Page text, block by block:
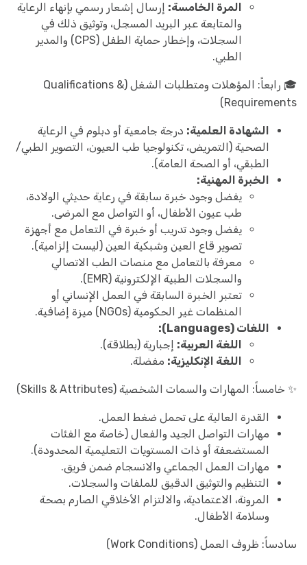
المرة الخامسة: إرسال إشعار رسمي بإنهاء الرعاية
والمتابعة عبر البريد المسجل، وتوثيق ذلك في
السجلات، وإخطار حماية الطفل (CPS) والمدير
الطبي.
🎓 رابعاً: المؤهلات ومتطلبات الشغل (Qualifications &
Requirements)
الشهادة العلمية: درجة جامعية أو دبلوم في الرعاية
الصحية (التمريض، تكنولوجيا طب العيون، التصوير الطبي/
الطبقي، أو الصحة العامة).
الخبرة المهنية:
يفضل وجود خبرة سابقة في رعاية حديثي الولادة،
طب عيون الأطفال، أو التواصل مع المرضى.
يفضل وجود تدريب أو خبرة في التعامل مع أجهزة
تصوير قاع العين وشبكية العين (ليست إلزامية).
معرفة بالتعامل مع منصات الطب الاتصالي
والسجلات الطبية الإلكترونية (EMR).
تعتبر الخبرة السابقة في العمل الإنساني أو
المنظمات غير الحكومية (NGOs) ميزة إضافية.
اللغات (Languages):
اللغة العربية: إجبارية (بطلاقة).
اللغة الإنكليزية: مفضلة.
✨ خامساً: المهارات والسمات الشخصية (Skills & Attributes)
القدرة العالية على تحمل ضغط العمل.
مهارات التواصل الجيد والفعال (خاصة مع الفئات
المستضعفة أو ذات المستويات التعليمية المحدودة).
مهارات العمل الجماعي والانسجام ضمن فريق.
التنظيم والتوثيق الدقيق للملفات والسجلات.
المرونة، الاعتمادية، والالتزام الأخلاقي الصارم بصحة
وسلامة الأطفال.
سادساً: ظروف العمل (Work Conditions)